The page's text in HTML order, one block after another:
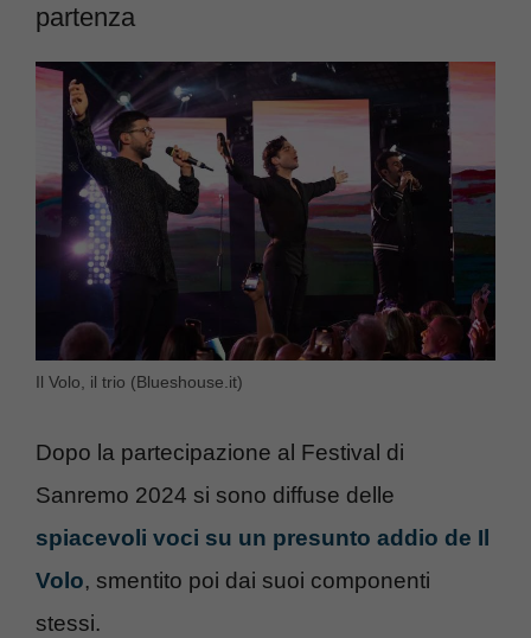
partenza
Il Volo, il trio (Blueshouse.it)
Dopo la partecipazione al Festival di
Sanremo 2024 si sono diffuse delle
spiacevoli voci su un presunto addio de Il
Volo, smentito poi dai suoi componenti
stessi.